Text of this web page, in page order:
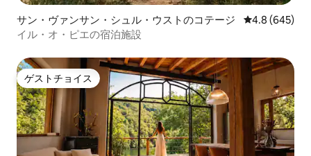
サン・ヴァンサン・シュル・ウストのコテージ レビュー645
4.8 (645)
イル・オ・ピエの宿泊施設
ゲストチョイス
ゲストチョイス